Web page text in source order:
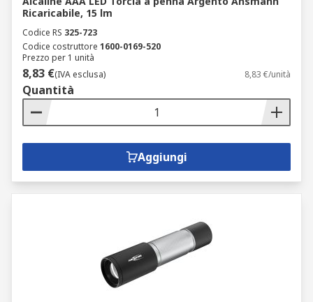
Ricaricabile, 15 lm
Codice RS 325-723
Codice costruttore 1600-0169-520
Prezzo per 1 unità
8,83 €(IVA esclusa) 8,83 €/unità
Quantità
Aggiungi